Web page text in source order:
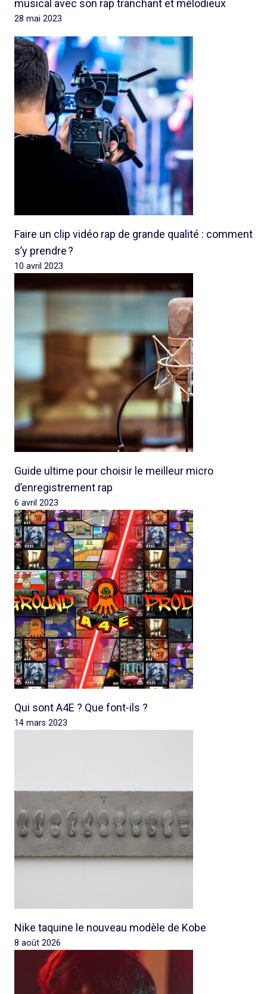
musical avec son rap tranchant et mélodieux
28 mai 2023
Faire un clip vidéo rap de grande qualité : comment
s’y prendre ?
10 avril 2023
Guide ultime pour choisir le meilleur micro
d’enregistrement rap
6 avril 2023
Qui sont A4E ? Que font-ils ?
14 mars 2023
Nike taquine le nouveau modèle de Kobe
8 août 2026